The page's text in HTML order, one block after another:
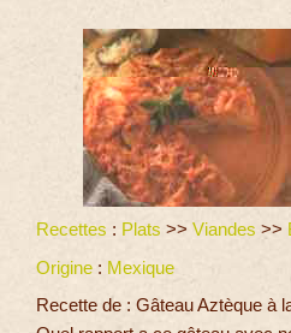
Recettes : Plats >> Viandes >>
Origine : Mexique
Recette de : Gâteau Aztèque à